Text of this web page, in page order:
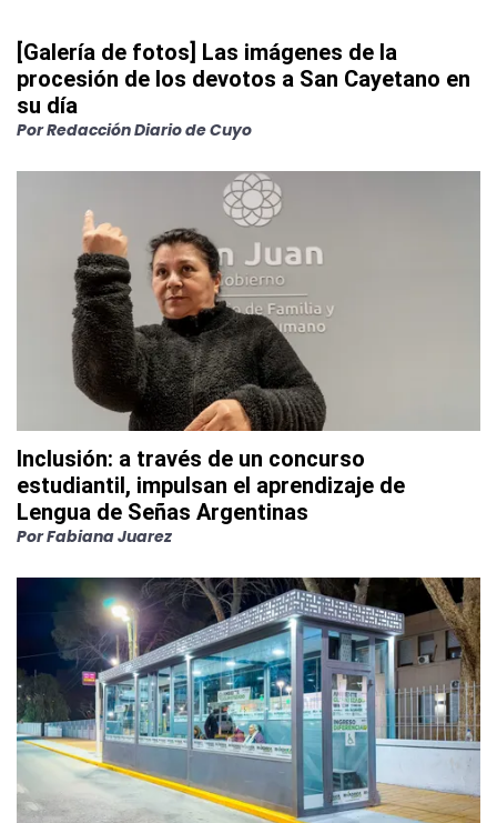
[Galería de fotos] Las imágenes de la
procesión de los devotos a San Cayetano en
su día
PorRedacción Diario de Cuyo
Inclusión: a través de un concurso
estudiantil, impulsan el aprendizaje de
Lengua de Señas Argentinas
PorFabiana Juarez